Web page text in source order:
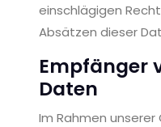
einschlägigen
Absätzen dieser
Empfänger
Daten
Im Rahmen